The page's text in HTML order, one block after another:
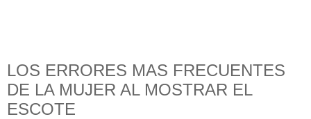
LOS ERRORES MAS FRECUENTES
DE LA MUJER AL MOSTRAR EL
ESCOTE